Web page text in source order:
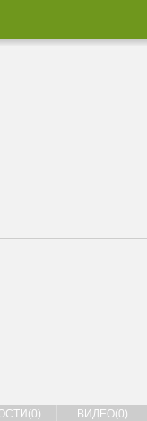
ВИДЕО(0)